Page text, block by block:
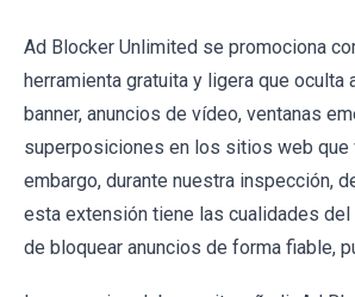
Ad Blocker Unlimited se promociona
herramienta gratuita y ligera que oculta
banner, anuncios de vídeo, ventanas
superposiciones en los sitios web que
embargo, durante nuestra inspección,
esta extensión tiene las cualidades del
de bloquear anuncios de forma fiable,